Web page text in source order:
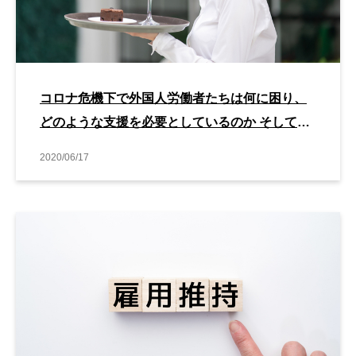
コロナ危機下で外国人労働者たちは何に困り、
どのような支援を必要としているのか そしてア
2020/06/17